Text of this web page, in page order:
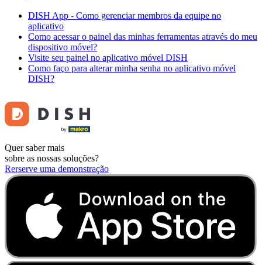
DISH App - Como gerenciar membros da equipe no
aplicativo
Como acessar o painel das minhas ferramentas através do meu
dispositivo móvel?
Visite seu painel no aplicativo móvel DISH
Como faço para alterar minha senha no aplicativo móvel
DISH?
Quer saber mais
sobre as nossas soluções?
Rerserve uma demonstração